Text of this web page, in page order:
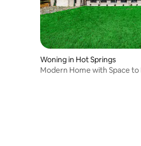
Woning in Hot Springs
Modern Home with Space to